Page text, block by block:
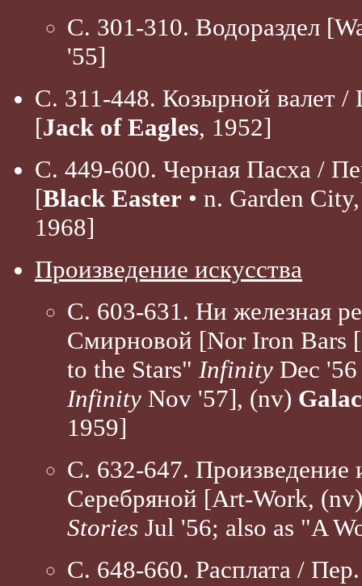
С. 301-310. Водораздел
'55]
С. 311-448. Козырной валет
[Jack of Eagles, 1952]
С. 449-600. Черная Пасха /
[Black Easter • n. Garden
1968]
Произведение искусства
С. 603-631. Ни железная
Смирновой [Nor Iron Bars
to the Stars" Infinity Dec
Infinity Nov '57], (nv)
1959]
С. 632-647. Произведение
Серебряной [Art-Work,
Stories Jul '56; also as "A
С. 648-660. Расплата /